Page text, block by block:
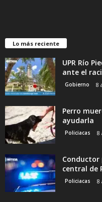
Lo más reciente
UPR Río
ante el
Gobierno 8
Perro
ayudarla
Policiacas 8
Conductor
central de
Policiacas 8